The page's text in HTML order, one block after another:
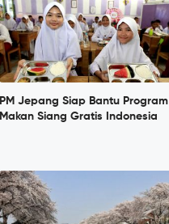
PM Jepang Siap Bantu Program
Makan Siang Gratis Indonesia